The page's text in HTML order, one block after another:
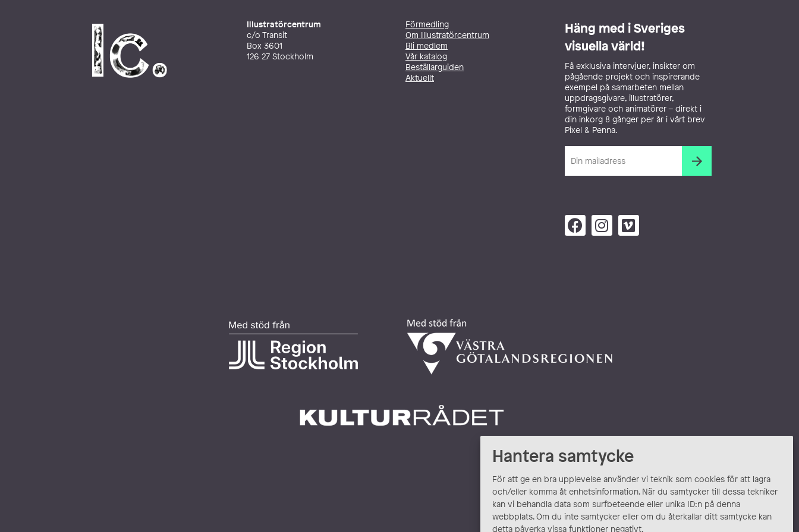
Hantera samtycke
För att ge en bra upplevelse använder vi teknik som cookies för att lagra
och/eller komma åt enhetsinformation. När du samtycker till dessa tekniker
kan vi behandla data som surfbeteende eller unika ID:n på denna
webbplats. Om du inte samtycker eller om du återkallar ditt samtycke kan
detta påverka vissa funktioner negativt.
Illustratörcentrum
c/o Transit
Box 3601
126 27 Stockholm
Förmedling
Om Illustratörcentrum
Bli medlem
Vår katalog
Beställarguiden
Aktuellt
Häng med i Sveriges
visuella värld!
Få exklusiva intervjuer, insikter om
pågående projekt och inspirerande
exempel på samarbeten mellan
uppdragsgivare, illustratörer,
formgivare och animatörer – direkt i
din inkorg 8 gånger per år i vårt brev
Pixel & Penna.